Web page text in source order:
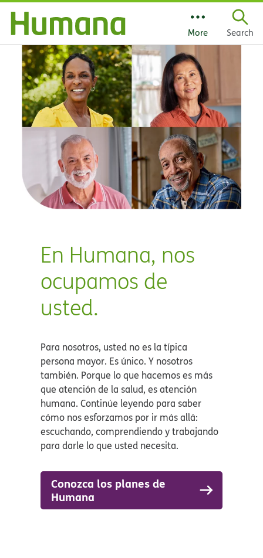
Skip Navigation
Search
En Humana, nos
ocupamos de
usted.​​
Para nosotros, usted no es la típica
persona mayor. Es único. Y nosotros
también. Porque lo que hacemos es más
que atención de la salud, es atención
humana. Continúe leyendo para saber
cómo nos esforzamos por ir más allá:
escuchando, comprendiendo y trabajando
para darle lo que usted necesita.​​
Conozca los planes de
Humana​​